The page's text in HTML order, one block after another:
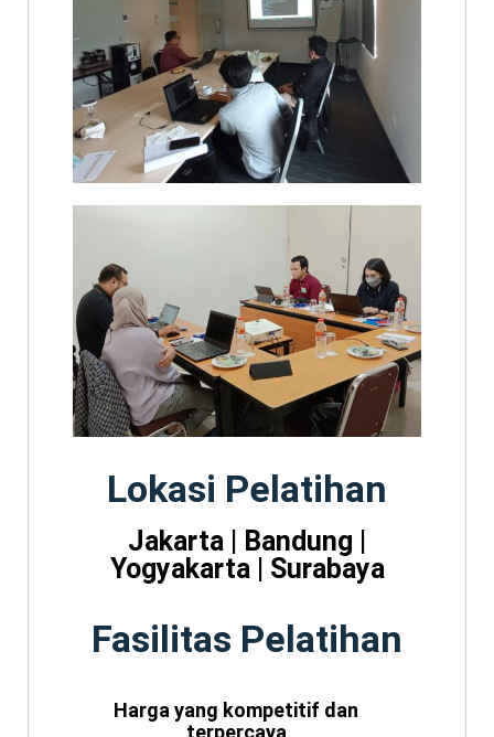
Lokasi Pelatihan
Jakarta | Bandung |
Yogyakarta | Surabaya
Fasilitas Pelatihan
Harga yang kompetitif dan
terpercaya